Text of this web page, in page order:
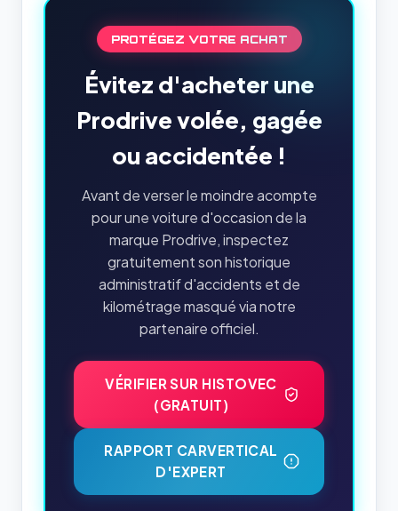
PROTÉGEZ VOTRE ACHAT
Évitez d'acheter une
Prodrive volée, gagée
ou accidentée !
Avant de verser le moindre acompte
pour une voiture d'occasion de la
marque Prodrive, inspectez
gratuitement son historique
administratif d'accidents et de
kilométrage masqué via notre
partenaire officiel.
VÉRIFIER SUR HISTOVEC
(GRATUIT)
RAPPORT CARVERTICAL
D'EXPERT